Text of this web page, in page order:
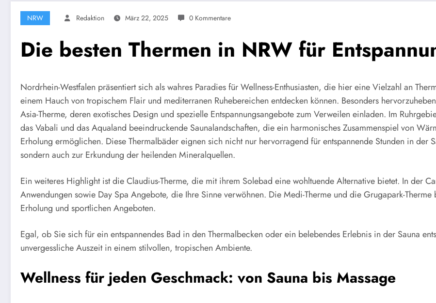
NRW Redaktion März 22, 2025 0 Kommentare
Die besten Thermen in NRW für
Nordrhein-Westfalen präsentiert sich als wahres Paradies für Wellness-Enthusiasten, die hier eine Vielzahl an
einem Hauch von tropischem Flair und mediterranen Ruhebereichen entdecken können. Besonders
Asia-Therme, deren exotisches Design und spezielle Entspannungsangebote zum Verweilen einladen. Im
das Vabali und das Aqualand beeindruckende Saunalandschaften, die ein harmonisches Zusammenspiel von
Erholung ermöglichen. Diese Thermalbäder eignen sich nicht nur hervorragend für entspannende Stunden in der
sondern auch zur Erkundung der heilenden Mineralquellen.
Ein weiteres Highlight ist die Claudius-Therme, die mit ihrem Solebad eine wohltuende Alternative bietet. In der
Anwendungen sowie Day Spa Angebote, die Ihre Sinne verwöhnen. Die Medi-Therme und die Grugapark-
Erholung und sportlichen Angeboten.
Egal, ob Sie sich für ein entspannendes Bad in den Thermalbecken oder ein belebendes Erlebnis in der Sauna
unvergessliche Auszeit in einem stilvollen, tropischen Ambiente.
Wellness für jeden Geschmack: von Sauna bis Massage